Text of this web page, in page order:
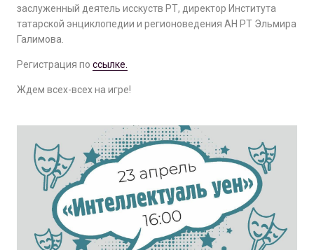
заслуженный деятель исскуств РТ, директор Института
татарской энциклопедии и регионоведения АН РТ Эльмира
Галимова.
Регистрация по ссылке.
Ждем всех-всех на игре!